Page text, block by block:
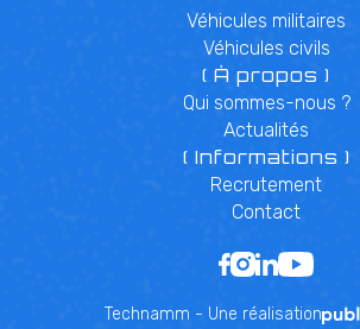
Véhicules militaires
Véhicules civils
( À propos )
Qui sommes-nous ?
Actualités
( Informations )
Recrutement
Contact
Technamm - Une réalisation